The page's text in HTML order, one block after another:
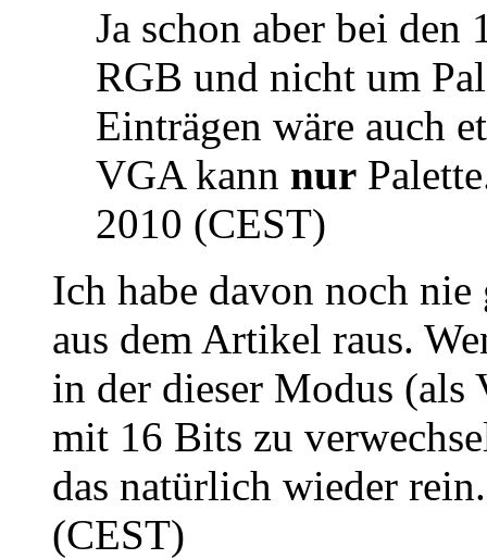
Ja schon aber bei
RGB und nicht um
Einträgen wäre auch
VGA kann nur
2010 (CEST)
Ich habe davon noch
aus dem Artikel raus.
in der dieser Modus
mit 16 Bits zu
das natürlich wieder
(CEST)